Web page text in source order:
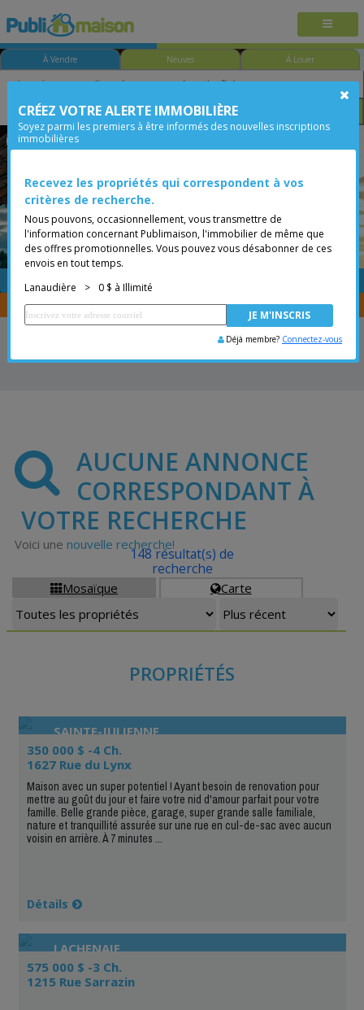
À Vendre Neuves À Louer
Chambre Prix
Rawdon Lanaudière
Placer une annonce
Vous êtes courtier, transférer vos propriétés avecCENTRIS
AUCUNE ANNONCE
CORRESPONDANT À
VOTRE RECHERCHE
Voici une nouvelle recherche!
Mosaïque Carte
148 résultat(s) de
recherche
PROPRIÉTÉS
SAINTE-JULIENNE
350 000 $ -4 Ch.
1627 Rue du Lynx
Maison avec un super potentiel ! Ayant besoin de renovation pour
mettre au goût du jour et faire votre nid d'amour parfait pour votre
famille. Belle grande pièce, garage, super grande salle familiale,
nature et tranquillité assurée sur une rue en cul-de-sac avec aucun
voisin en arrière. À 7 minutes ...
Détails
LACHENAIE
575 000 $ -3 Ch.
1215 Rue Sarrazin
CRÉEZ VOTRE ALERTE IMMOBILIÈRE
Soyez parmi les premiers à être informés des nouvelles inscriptions
immobilières
Recevez les propriétés qui correspondent à vos
critères de recherche.
Nous pouvons, occasionnellement, vous transmettre de
l'information concernant Publimaison, l'immobilier de même que
des offres promotionnelles. Vous pouvez vous désabonner de ces
envois en tout temps.
Lanaudière
> 0 $ à Illimité
Déjà membre? Connectez-vous